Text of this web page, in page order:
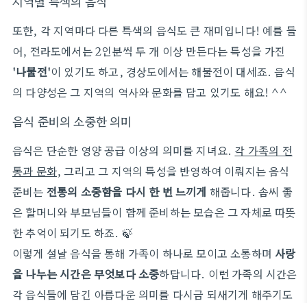
또한, 각 지역마다 다른 특색의 음식도 큰 재미입니다! 예를 들
어, 전라도에서는 2인분씩 두 개 이상 만든다는 특성을 가진
'나물전'이 있기도 하고, 경상도에서는 해물전이 대세죠. 음식
의 다양성은 그 지역의 역사와 문화를 담고 있기도 해요! ^^
음식 준비의 소중한 의미
음식은 단순한 영양 공급 이상의 의미를 지녀요. 각 가족의 전
통과 문화, 그리고 그 지역의 특성을 반영하여 이뤄지는 음식
준비는 전통의 소중함을 다시 한 번 느끼게 해줍니다. 솜씨 좋
은 할머니와 부모님들이 함께 준비하는 모습은 그 자체로 따뜻
한 추억이 되기도 하죠. 🍃
이렇게 설날 음식을 통해 가족이 하나로 모이고 소통하며 사랑
을 나누는 시간은 무엇보다 소중하답니다. 이런 가족의 시간은
각 음식들에 담긴 아름다운 의미를 다시금 되새기게 해주기도